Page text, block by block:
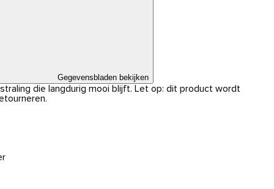
Gegevensbladen bekijken
die langdurig mooi blijft. Let op: dit product wordt